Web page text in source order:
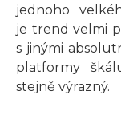
jednoho
je trend velmi
s jinými
platformy
stejně výrazný.